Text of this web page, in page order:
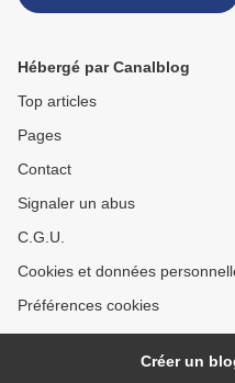
raisins
Hébergé par Canalblog
Top articles
Pages
Contact
Signaler un abus
C.G.U.
Cookies et données
Préférences cookies
Créer un